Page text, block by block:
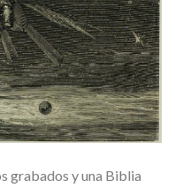
grabados y una Biblia